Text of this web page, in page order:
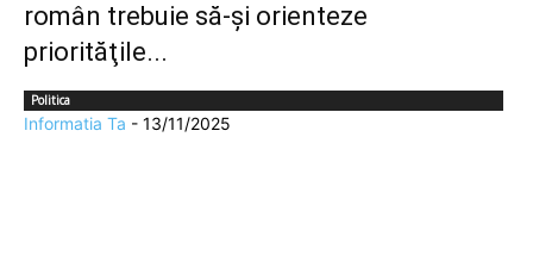
român trebuie să-şi orienteze
priorităţile...
Politica
Informatia Ta - 13/11/2025